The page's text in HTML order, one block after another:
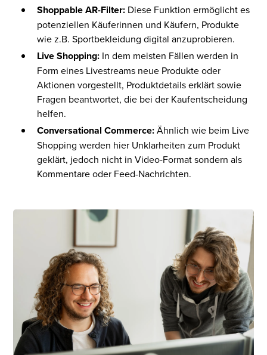
Shoppable AR-Filter: Diese Funktion ermöglicht es
potenziellen Käuferinnen und Käufern, Produkte
wie z.B. Sportbekleidung digital anzuprobieren.
Live Shopping: In dem meisten Fällen werden in
Form eines Livestreams neue Produkte oder
Aktionen vorgestellt, Produktdetails erklärt sowie
Fragen beantwortet, die bei der Kaufentscheidung
helfen.
Conversational Commerce:Ähnlich wie beim Live
Shopping werden hier Unklarheiten zum Produkt
geklärt, jedoch nicht in Video-Format sondern als
Kommentare oder Feed-Nachrichten.